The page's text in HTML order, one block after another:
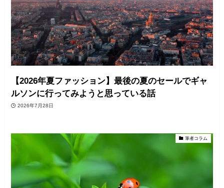
【2026年夏ファッション】最後の夏のセールでギャ
ルソンに行ってみようと思っている話
2026年7月28日
筆者コラム